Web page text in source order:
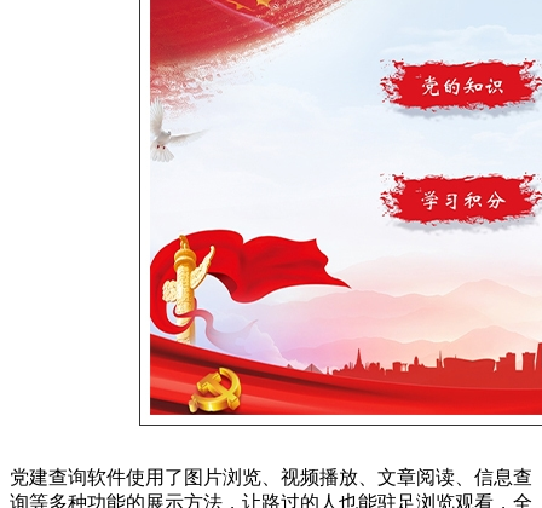
党建查询软件使用了图片浏览、视频播放、文章阅读、信息查
询等多种功能的展示方法，让路过的人也能驻足浏览观看，全